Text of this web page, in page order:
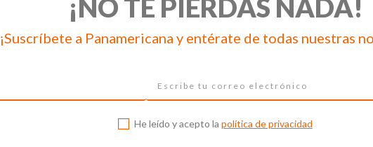
¡NO TE PIERDAS NADA!
¡Suscríbete a Panamericana y entérate de todas nuestras
He leído y acepto la política de privacidad